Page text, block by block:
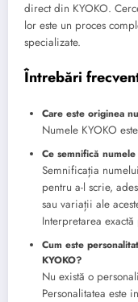
direct din KYOKO.
lor este un proces
specializate.
Întrebări
Care este originea
Numele KYOKO
Ce semnifică numele
Semnificația
pentru a-l scrie,
sau variații ale
Interpretarea
Cum este
KYOKO?
Nu există o
Personalitatea este